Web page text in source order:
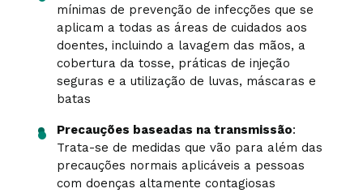
mínimas de prevenção de infecções que se
aplicam a todas as áreas de cuidados aos
doentes, incluindo a lavagem das mãos, a
cobertura da tosse, práticas de injeção
seguras e a utilização de luvas, máscaras e
batas
Precauções baseadas na transmissão:
Trata-se de medidas que vão para além das
precauções normais aplicáveis a pessoas
com doenças altamente contagiosas